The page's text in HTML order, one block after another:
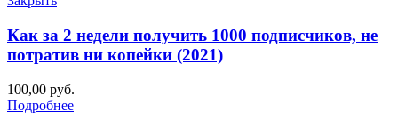
Как за 2 недели получить 1000 подписчиков, не
потратив ни копейки (2021)
100,00 руб.
Подробнее